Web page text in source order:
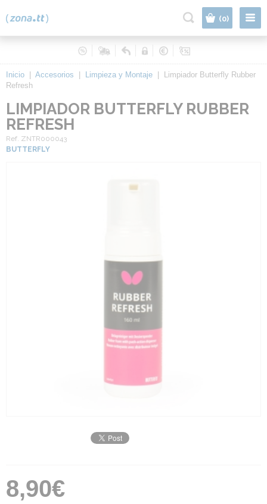
(0)
Inicio Accesorios Limpieza y Montaje
Limpiador Butterfly Rubber
Refresh
LIMPIADOR BUTTERFLY RUBBER
REFRESH
Ref. ZNTR000043
BUTTERFLY
8,90€